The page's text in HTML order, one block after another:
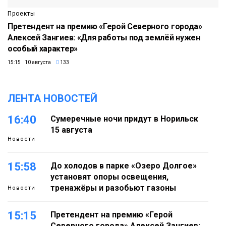
Проекты
Претендент на премию «Герой Северного города»
Алексей Зангиев: «Для работы под землёй нужен
особый характер»
15:15 10 августа 133
ЛЕНТА НОВОСТЕЙ
16:40
Новости
Сумеречные ночи придут в Норильск
15 августа
15:58
Новости
До холодов в парке «Озеро Долгое»
установят опоры освещения,
тренажёры и разобьют газоны
15:15
Претендент на премию «Герой